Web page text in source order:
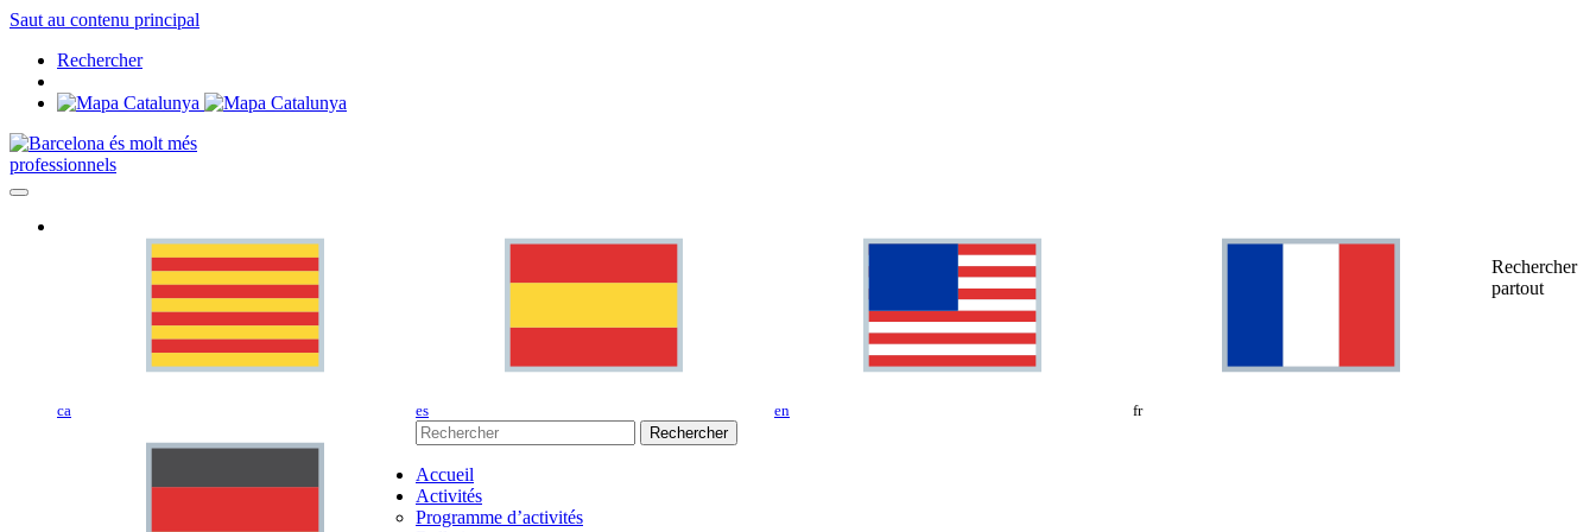
Saut au contenu principal
Rechercher
professionnels
ca es en fr
Rechercher
partout
Rechercher
Accueil
Activités
Programme d’activités